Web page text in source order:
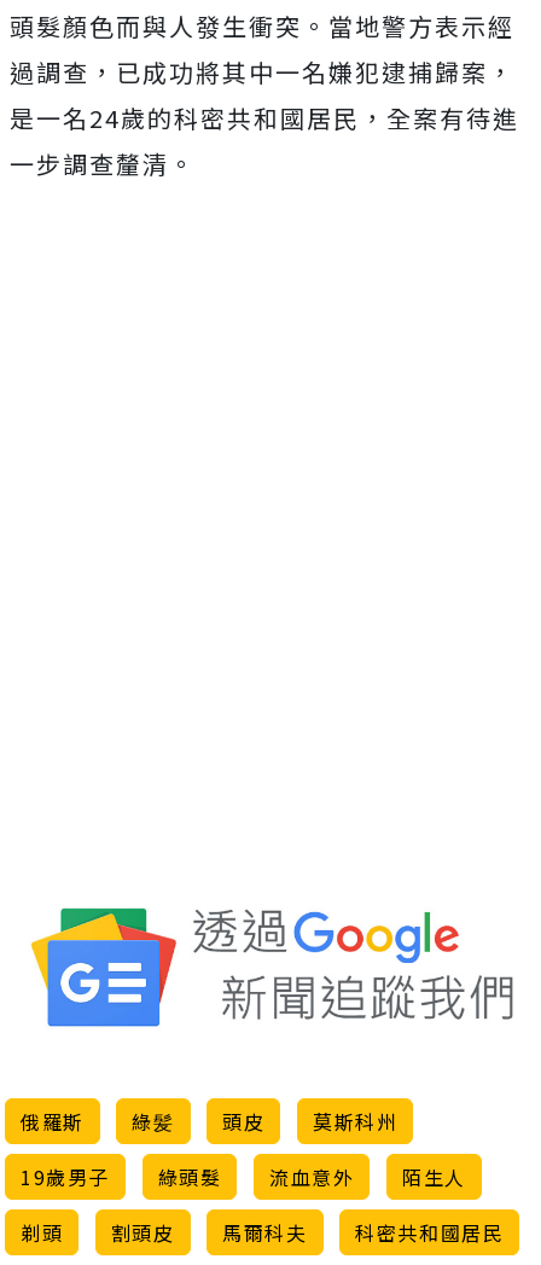
頭髮顏色而與人發生衝突。當地警方表示經
過調查，已成功將其中一名嫌犯逮捕歸案，
是一名24歲的科密共和國居民，全案有待進
一步調查釐清。
俄羅斯 綠髪 頭皮
莫斯科州
19歲男子
綠頭髮 流血意外
陌生人
剃頭
割頭皮 馬爾科夫 科密共和國居民